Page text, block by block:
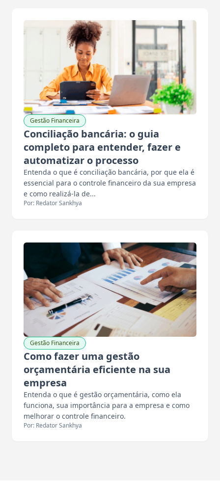
Gestão Financeira
Conciliação bancária: o guia
completo para entender, fazer e
automatizar o processo
Entenda o que é conciliação bancária, por que ela é
essencial para o controle financeiro da sua empresa
e como realizá-la de...
Por: Redator Sankhya
Gestão Financeira
Como fazer uma gestão
orçamentária eficiente na sua
empresa
Entenda o que é gestão orçamentária, como ela
funciona, sua importância para a empresa e como
melhorar o controle financeiro.
Por: Redator Sankhya